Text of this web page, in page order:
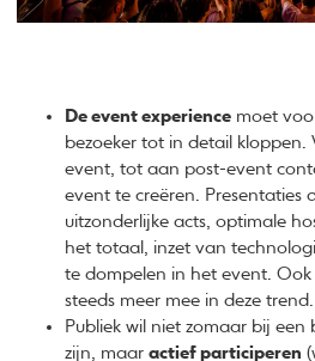
De event experience moet
bezoeker tot in detail
event, tot aan post-event
event te creëren. Presentaties
uitzonderlijke acts, optimale
het totaal, inzet van
te dompelen in het event. Ook
steeds meer mee in deze trend.
Publiek wil niet zomaar bij een
zijn, maaractief participeren